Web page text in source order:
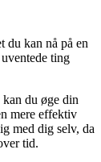
du kan nå på en
ting
du øge din
mere effektiv
med dig selv, da
tid.